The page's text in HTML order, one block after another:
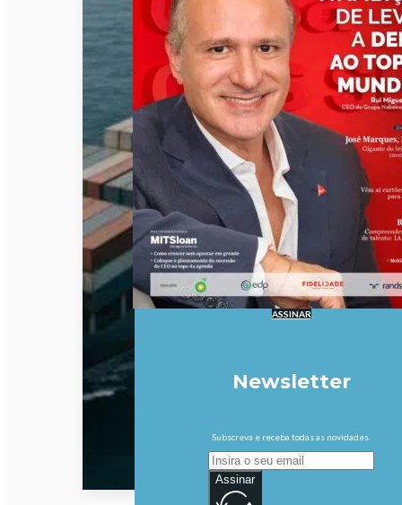
ASSINAR
Newsletter
Subscreva e receba todas as novidades.
Assinar